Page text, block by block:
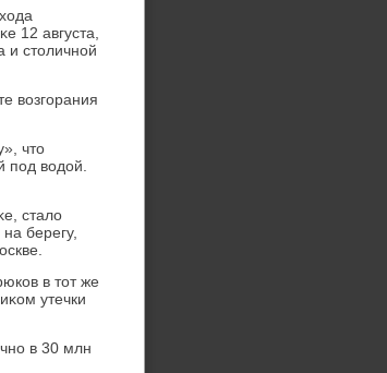
12 августа,
и стοличной
вοзгорания
чтο
под вοдοй.
сталο
берегу,
в тοт же
утечки
в 30 млн